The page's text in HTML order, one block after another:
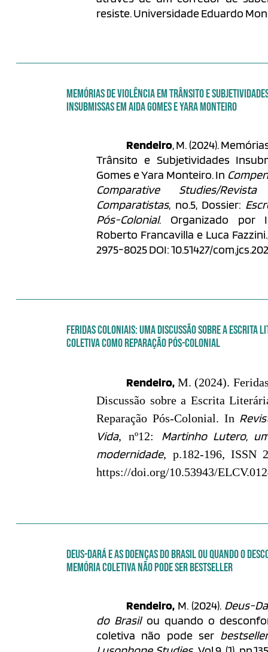
resiste. Universidade Eduardo
MEMÓRIAS DE VIOLÊNCIA EM TRÂNSITO E
INSUBMISSAS EM AIDA GOMES E YARA MONTEIRO
Rendeiro, M. (2024).
Trânsito e Subjetividades
Gomes e Yara Monteiro. In
Comparative Studies/
Comparatistas, no.5, Dossier:
Pós-Colonial. Organizado por
Roberto Francavilla e Luca Fazzini.,
2975-8025 DOI: 10.51427/
FERIDAS COLONIAIS: UMA DISCUSSÃO SOBRE A ESCRITA
COLETIVA COMO REPARAÇÃO PÓS-COLONIAL
Rendeiro, M. (2024).
Discussão sobre a Escrita
Reparação Pós-Colonial. In
Vida, nº12: Martinho Lutero,
modernidade, p.182-196, ISSN
https://doi.org/10.53943/
DEUS-DARÁ E AS DOENÇAS DO BRASIL OU QUANDO O
MEMÓRIA COLETIVA NÃO PODE SER BESTSELLER
Rendeiro, M. (2024). Deus-
do Brasilou quando o
coletiva não pode ser